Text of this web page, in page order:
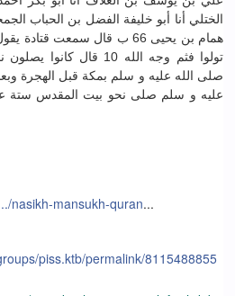
الختلي أنا أبو خليفة الفضل بن الحباب
همام بن يحيى 66 ب قال سمعت
تولوا فثم وجه الله 10
صلى الله عليه و سلم بمكة قبل الهجرة
عليه و سلم صلى نحو بيت المقدس ستة
nasikh-mansukh-quran...
piss.ktb/permalink/8115488855